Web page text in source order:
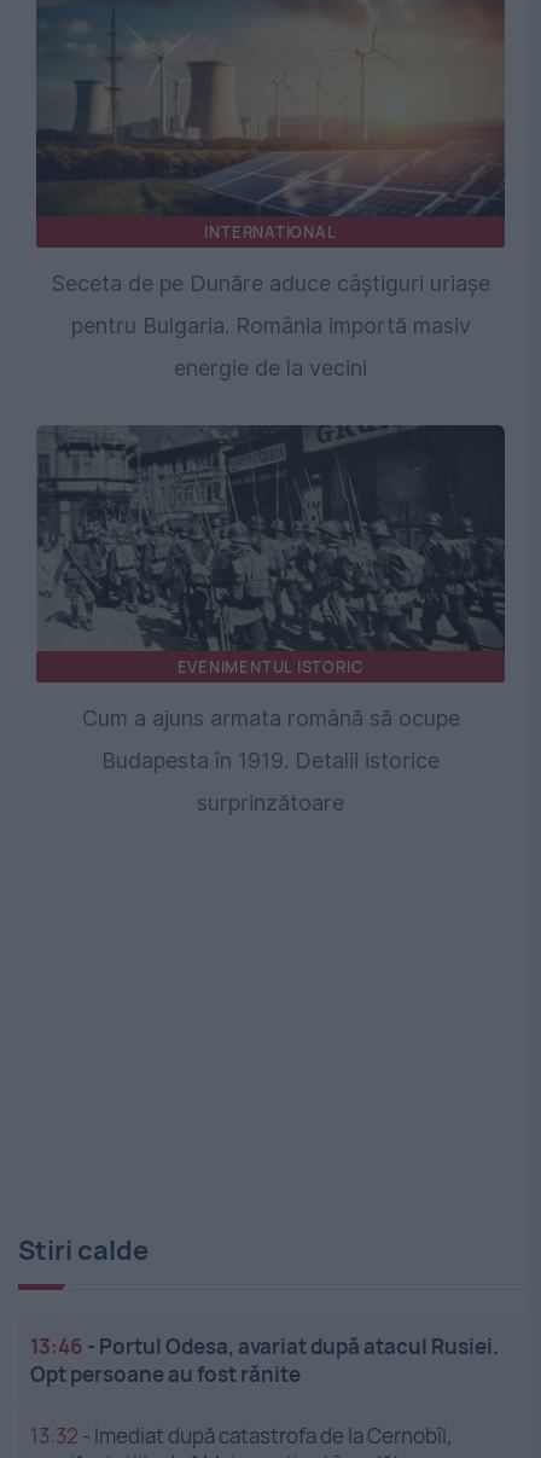
INTERNATIONAL
Seceta de pe Dunăre aduce câștiguri uriașe
pentru Bulgaria. România importă masiv
energie de la vecini
EVENIMENTUL ISTORIC
Cum a ajuns armata română să ocupe
Budapesta în 1919. Detalii istorice
surprinzătoare
Stiri calde
13:46 - Portul Odesa, avariat după atacul Rusiei.
Opt persoane au fost rănite
13:32 - Imediat după catastrofa de la Cernobîl,